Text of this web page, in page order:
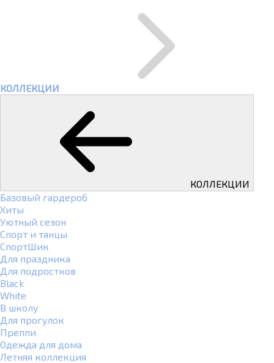
КОЛЛЕКЦИИ
КОЛЛЕКЦИИ
Базовый гардероб
Хиты
Уютный сезон
Спорт и танцы
СпортШик
Для праздника
Для подростков
Black
White
В школу
Для прогулок
Преппи
Одежда для дома
Летняя коллекция